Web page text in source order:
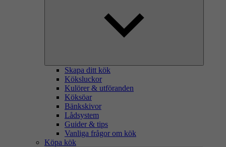
Skapa ditt kök
Köksluckor
Kulörer & utföranden
Köksöar
Bänkskivor
Lådsystem
Guider & tips
Vanliga frågor om kök
Köpa kök